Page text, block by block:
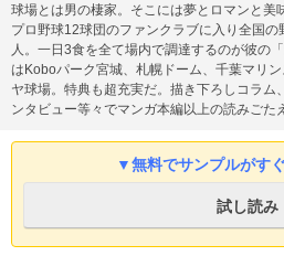
球場とは男の棲家。そこには夢とロマンと美
プロ野球12球団のファンクラブに入り全国
人。一日3食を全て場内で調達するのが彼の
はKoboパーク宮城、札幌ドーム、千葉マリ
ヤ球場。特典も超充実だ。描き下ろしコラム
ンタビュー等々でマンガ本編以上の読みごた
▼無料でサンプルがす
試し読み